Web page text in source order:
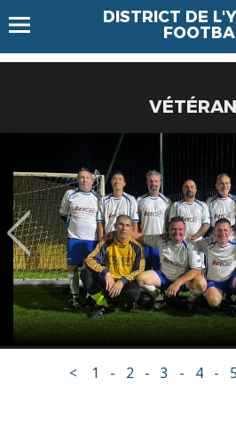
DISTRICT DE
< 1 - 2 - 3 - 4 -